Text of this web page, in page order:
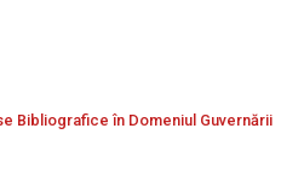
Bibliografice în Domeniul Guvernării